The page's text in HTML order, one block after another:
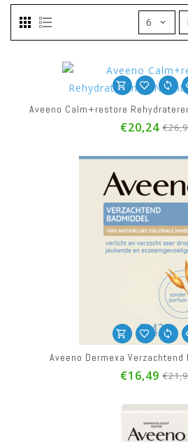
Aveeno Calm+restore
€20,24
Aveeno Dermexa Verzachtend
€16,49